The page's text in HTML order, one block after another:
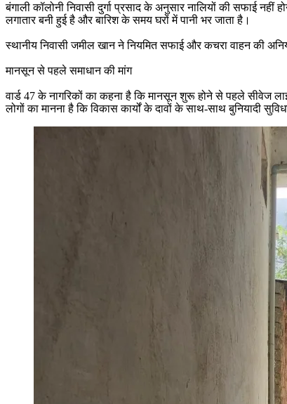
बंगाली कॉलोनी निवासी दुर्गा प्रसाद के अनुसार नालियों की सफाई
लगातार बनी हुई है और बारिश के समय घरों में पानी भर जाता है।
स्थानीय निवासी जमील खान ने नियमित सफाई और कचरा वाहन की
मानसून से पहले समाधान की मांग
वार्ड 47 के नागरिकों का कहना है कि मानसून शुरू होने से पहले सीवेज
लोगों का मानना है कि विकास कार्यों के दावों के साथ-साथ बुनियादी